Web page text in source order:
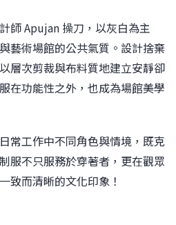
師 Apujan 操刀，以灰白為主
藝術場館的公共氣質。設計捨棄
層次剪裁與布料質地建立安靜卻
在功能性之外，也成為場館美學
常工作中不同角色與情境，既克
服不只服務於穿著者，更在觀眾
致而清晰的文化印象！